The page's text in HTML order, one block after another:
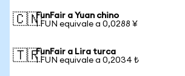
🇨🇳FunFair a Yuan chino
1 FUN equivale a 0,0288 ¥
🇹🇷FunFair a Lira turca
1 FUN equivale a 0,2034 ₺